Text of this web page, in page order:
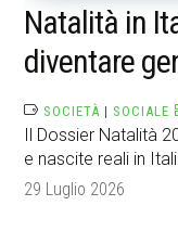
Natalità in
diventare
SOCIETÀ | SOCIALE
Il Dossier Natalità
e nascite reali in
29 Luglio 2026